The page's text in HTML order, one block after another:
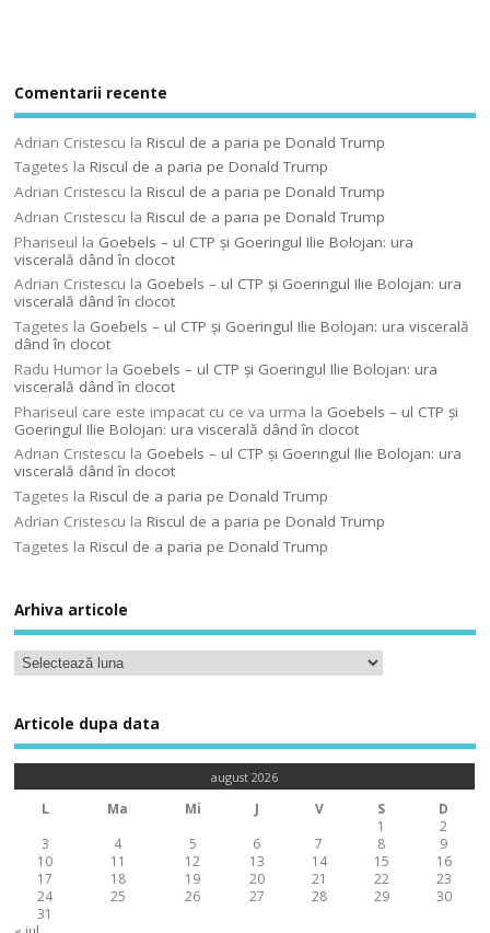
Comentarii recente
Adrian Cristescu laRiscul de a paria pe Donald Trump
Tagetes laRiscul de a paria pe Donald Trump
Adrian Cristescu laRiscul de a paria pe Donald Trump
Adrian Cristescu laRiscul de a paria pe Donald Trump
Phariseul la Goebels – ul CTP şi Goeringul Ilie Bolojan: ura
viscerală dând în clocot
Adrian Cristescu la Goebels – ul CTP şi Goeringul Ilie Bolojan: ura
viscerală dând în clocot
Tagetes la Goebels – ul CTP şi Goeringul Ilie Bolojan: ura viscerală
dând în clocot
Radu Humor la Goebels – ul CTP şi Goeringul Ilie Bolojan: ura
viscerală dând în clocot
Phariseul care este impacat cu ce va urma la Goebels – ul CTP şi
Goeringul Ilie Bolojan: ura viscerală dând în clocot
Adrian Cristescu la Goebels – ul CTP şi Goeringul Ilie Bolojan: ura
viscerală dând în clocot
Tagetes laRiscul de a paria pe Donald Trump
Adrian Cristescu laRiscul de a paria pe Donald Trump
Tagetes laRiscul de a paria pe Donald Trump
Arhiva articole
Articole dupa data
august 2026
L Ma Mi J V S
D
1
2
3
4 5 6 7 8
9
10
11 12 13 14 15
16
17
18 19 20 21 22
23
24
25 26 27 28 29
30
31